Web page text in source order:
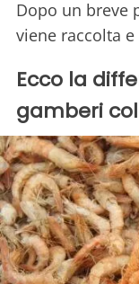
Dopo un breve
viene raccolta
Ecco la
gamberi